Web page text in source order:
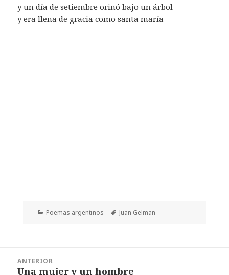
y un día de setiembre orinó bajo un árbol
y era llena de gracia como santa maría
Categorías
Poemas argentinos Etiquetas
Juan Gelman
ANTERIOR
Entrada
Una mujer y un hombre